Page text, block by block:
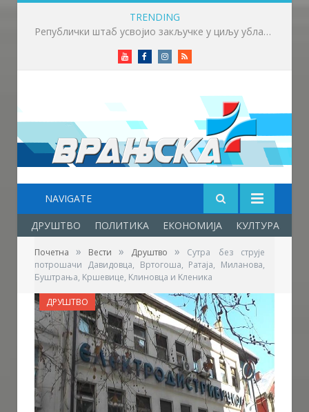
TRENDING
Викенд у знаку бициклизма у Врању
YoutubeFacebookInstagram
RSS
NAVIGATE
ДРУШТВО ПОЛИТИКА ЕКОНОМИЈА КУЛТУРА
Почетна » Вести » Друштво »
Сутра без струје
потрошачи Давидовца, Вртогоша, Ратаја, Миланова,
Буштрања, Kршевице, Kлиновца и Kленика
ДРУШТВО